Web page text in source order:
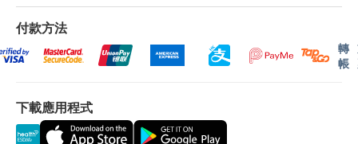
簽署者的身份證明文件副本，經核實無誤後可提供
服務。
B.16歳至未滿18歲者：
客人自行到中心，出示已簽署的同意書及簽署者的
身份證明文件副本核實無誤後可提供服務。
付款方法
轉
帳
下載應用程式